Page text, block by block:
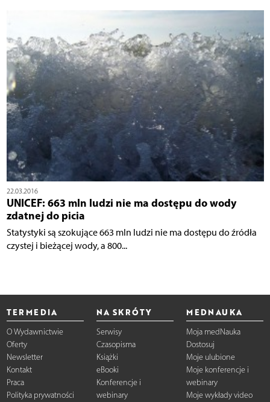
22.03.2016
UNICEF: 663 mln ludzi nie ma dostępu do wody
zdatnej do picia
Statystyki są szokujące 663 mln ludzi nie ma dostępu do źródła
czystej i bieżącej wody, a 800...
TERMEDIA
O Wydawnictwie
Oferty
Newsletter
Kontakt
Praca
Polityka prywatności
NA SKRÓTY
Serwisy
Czasopisma
Książki
eBooki
Konferencje i
webinary
MEDNAUKA
Moja medNauka
Dostosuj
Moje ulubione
Moje konferencje i
webinary
Moje wykłady video